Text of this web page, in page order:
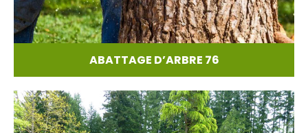
ABATTAGE D’ARBRE 76